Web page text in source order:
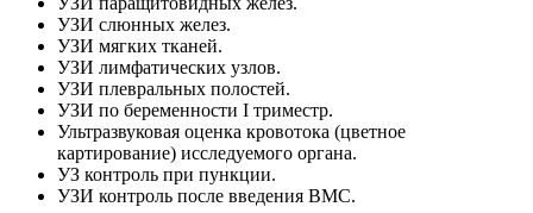
УЗИ слюнных желез.
УЗИ мягких тканей.
УЗИ лимфатических узлов.
УЗИ плевральных полостей.
УЗИ по беременности I триместр.
Ультразвуковая оценка кровотока (цветное
картирование) исследуемого органа.
УЗ контроль при пункции.
УЗИ контроль после введения ВМС.